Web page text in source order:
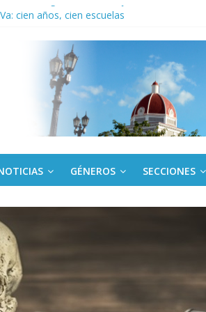
brigada chilena viaja a Cuba con
Canel a brigada cubana que asistió en
rescate en escuela con desplome parcial
cubana amante de la Estomatología, dice
GÉNEROS SECCIONES